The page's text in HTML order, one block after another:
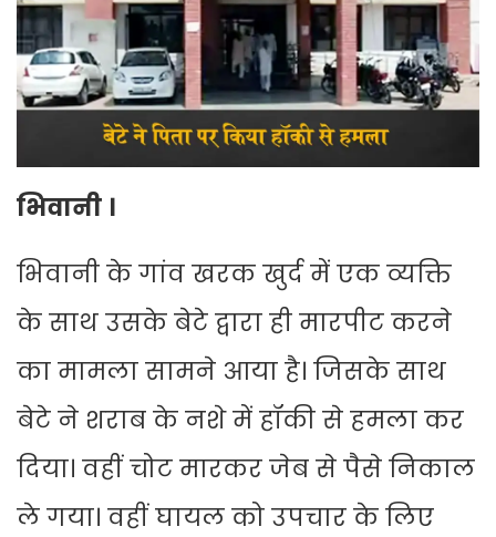
भिवानी ।
भिवानी के गांव खरक खुर्द में एक व्यक्ति
के साथ उसके बेटे द्वारा ही मारपीट करने
का मामला सामने आया है। जिसके साथ
बेटे ने शराब के नशे में हॉकी से हमला कर
दिया। वहीं चोट मारकर जेब से पैसे निकाल
ले गया। वहीं घायल को उपचार के लिए